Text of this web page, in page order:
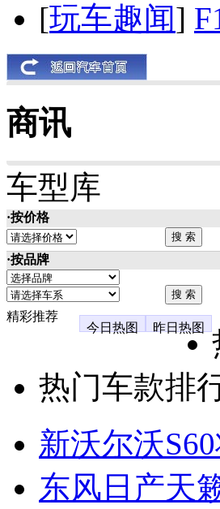
[玩车趣闻]
商讯
车型库
·按价格
·按品牌
精彩推荐
今日热图
昨日热图
热门车款排
新沃尔沃
东风日产天